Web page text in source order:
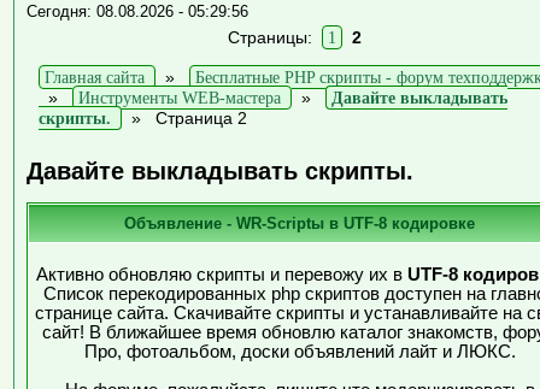
Сегодня: 08.08.2026 - 05:29:56
Страницы: 1 2
Главная сайта »
Бесплатные PHP скрипты - форум
»
Инструменты WEB-мастера »
Давайте выкладывать
скрипты.
» Страница 2
Давайте выкладывать скрипты.
Объявление - WR-Scriptы в UTF-8 кодировке
Активно обновляю скрипты и перевожу их в UTF-8
Список перекодированных php скриптов доступен на
странице сайта. Скачивайте скрипты и устанавливайте на
сайт! В ближайшее время обновлю каталог знакомств,
Про, фотоальбом, доски объявлений лайт и ЛЮКС.